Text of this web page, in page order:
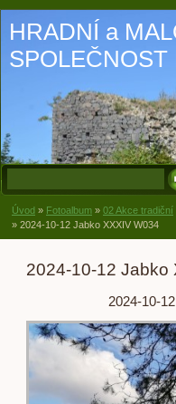
HRADNÍ a
SPOLEČNOST
Úvod » Fotoalbum » 02 Akce tradiční
» 2024-10-12 Jabko XXXIV W034
2024-10-12 Jabko
2024-10-